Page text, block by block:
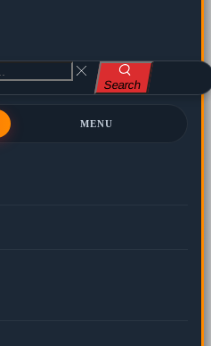
Search
MENU